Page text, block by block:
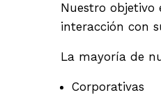
Nuestro objetivo
interacción con
La mayoría de
Corporativas